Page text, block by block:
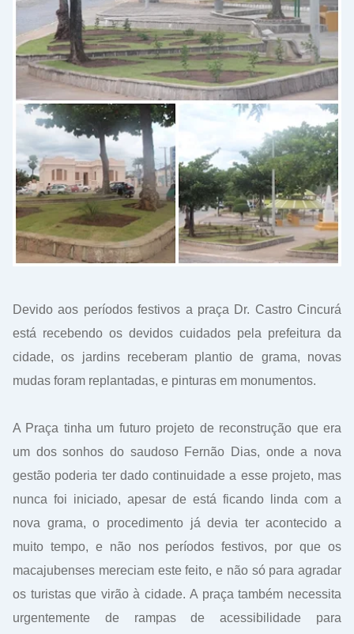
Devido aos períodos festivos a praça Dr. Castro Cincurá
está recebendo os devidos cuidados pela prefeitura da
cidade, os jardins receberam plantio de grama, novas
mudas foram replantadas, e pinturas em monumentos.
A Praça tinha um futuro projeto de reconstrução que era
um dos sonhos do saudoso Fernão Dias, onde a nova
gestão poderia ter dado continuidade a esse projeto, mas
nunca foi iniciado, apesar de está ficando linda com a
nova grama, o procedimento já devia ter acontecido a
muito tempo, e não nos períodos festivos, por que os
macajubenses mereciam este feito, e não só para agradar
os turistas que virão à cidade.A praça também necessita
urgentemente de rampas de acessibilidade para